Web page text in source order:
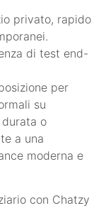
privato, rapido
di test end-
per
su
o
a una
moderna e
con Chatzy